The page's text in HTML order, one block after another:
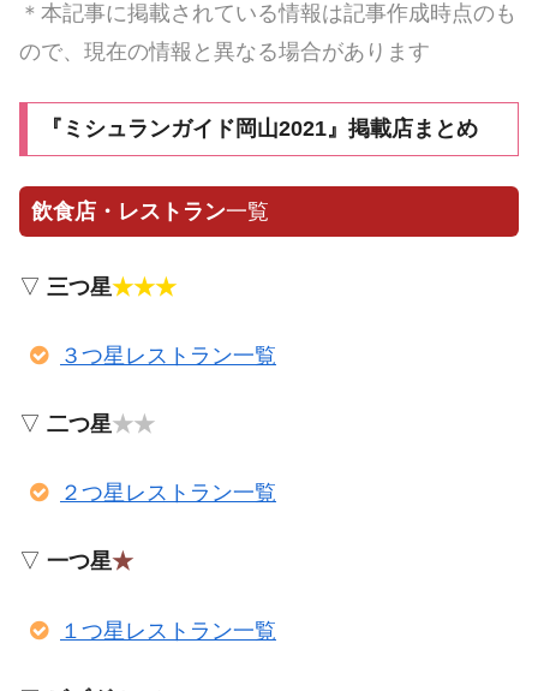
＊本記事に掲載されている情報は記事作成時点のも
ので、現在の情報と異なる場合があります
『ミシュランガイド岡山2021』掲載店まとめ
飲食店・レストラン一覧
▽ 三つ星★★★
３つ星レストラン一覧
▽ 二つ星★★
２つ星レストラン一覧
▽ 一つ星★
１つ星レストラン一覧